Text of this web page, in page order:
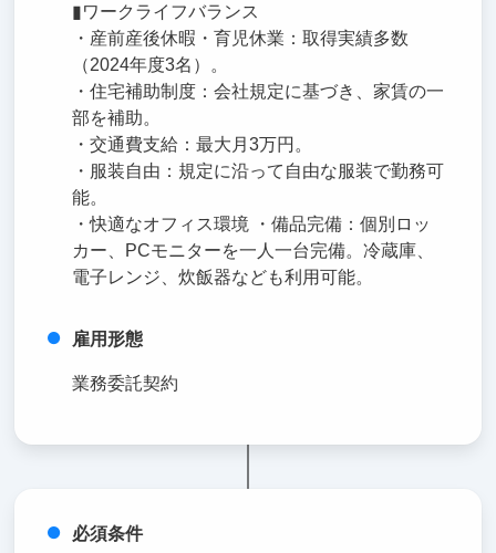
▮ワークライフバランス
・産前産後休暇・育児休業：取得実績多数
（2024年度3名）。
・住宅補助制度：会社規定に基づき、家賃の一
部を補助。
・交通費支給：最大月3万円。
・服装自由：規定に沿って自由な服装で勤務可
能。
・快適なオフィス環境 ・備品完備：個別ロッ
カー、PCモニターを一人一台完備。冷蔵庫、
電子レンジ、炊飯器なども利用可能。
雇用形態
業務委託契約
必須条件